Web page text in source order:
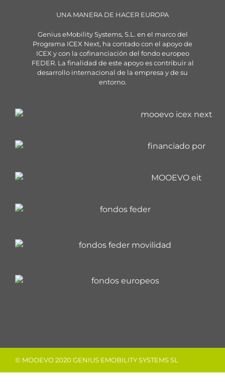
UNA MANERA DE HACER EUROPA
Genius eMobility Systems, S.L. en el marco del
Programa ICEX Next, ha contado con el apoyo de
ICEX y con la cofinanciación del fondo europeo
FEDER. La finalidad de este apoyo es contribuir al
desarrollo internacional de la empresa y de su
entorno.
© MOOEVO 2020 GENIUS EMOBILITY SYSTEMS SL